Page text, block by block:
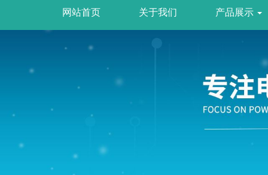
网站首页 关于我们 产品展示